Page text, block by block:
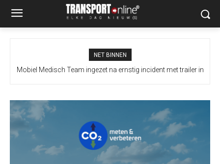
NET BINNEN
Mobiel Medisch Team ingezet na ernstig incident met trailer in